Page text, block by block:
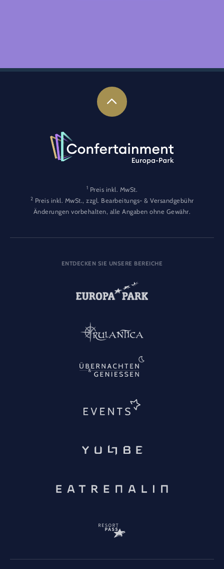
1 Preis inkl. MwSt.
2 Preis inkl. MwSt., zzgl. Bearbeitungs- & Versandgebühr
Änderungen vorbehalten, alle Angaben ohne Gewähr.
ENTDECKEN SIE UNSERE BEREICHE